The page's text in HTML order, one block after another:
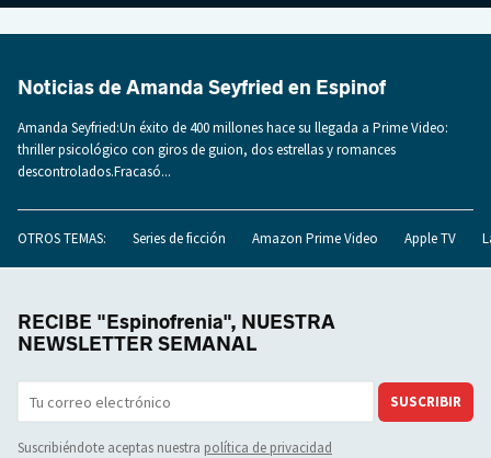
Noticias de Amanda Seyfried en Espinof
Amanda Seyfried:Un éxito de 400 millones hace su llegada a Prime Video:
thriller psicológico con giros de guion, dos estrellas y romances
descontrolados.Fracasó...
OTROS TEMAS: Series de ficción Amazon Prime Video Apple TV
RECIBE "Espinofrenia", NUESTRA
NEWSLETTER SEMANAL
SUSCRIBIR
Suscribiéndote aceptas nuestra política de privacidad